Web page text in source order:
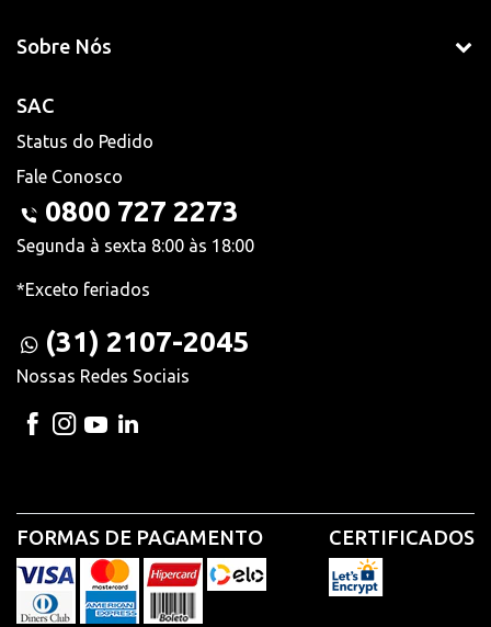
Sobre Nós
SAC
Status do Pedido
Fale Conosco
0800 727 2273
Segunda à sexta 8:00 às 18:00
*Exceto feriados
(31) 2107-2045
Nossas Redes Sociais
FORMAS DE PAGAMENTO CERTIFICADOS